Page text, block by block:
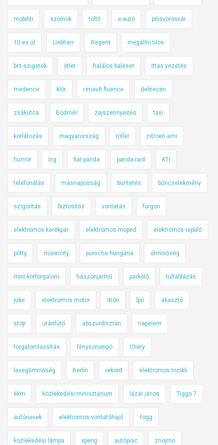
mobiliti szolnok töltő e-autó pilisvörösvár
10-es út Liebherr Regent megállni tilos
brit-szigetek ötlet halálos baleset ittas vezetés
medence klór renault fluence debrecen
zsákutca Bodmér zajszennyezés taxi
korlátozás magyarország roller citroen ami
humor ing fiat panda panda raid KTI
telefonálás másnaposság büntetés bűncselekmény
szigorítás biztosítás vontatás furgon
elektromos kerékpár elektromos moped elektromos repülő
pötty mooncity porsche hungária útminőség
mini körforgalom haszonjármű parkoló túltáblázás
juke elektromos motor drón lpö akasztó
stop utánfutó abszurdisztán napelem
forgalomlassítás fénysorompó Chery
levegőminőség Berlin rekord elektromos tricikli
ékm közlekedési minisztérium lázár jános Tiggo 7
autónevek elektromos vontatóhajó togg
közlekedési lámpa xpeng autópiac znojmo